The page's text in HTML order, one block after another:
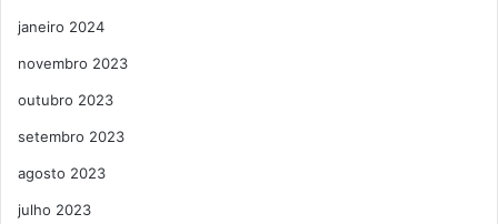
janeiro 2024
novembro 2023
outubro 2023
setembro 2023
agosto 2023
julho 2023